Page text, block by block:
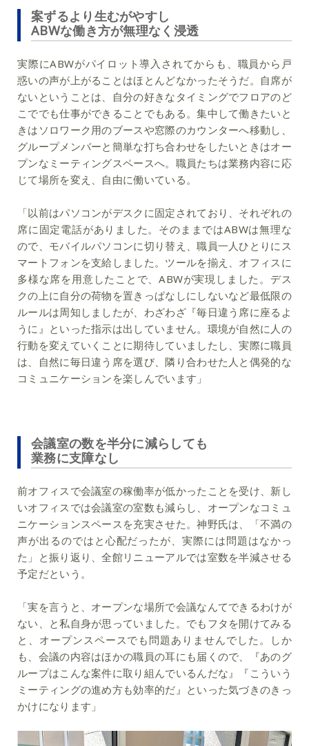
案ずるより生むがやすし
ABWな働き方が無理なく浸透
実際にABWがパイロット導入されてからも、職員から戸
惑いの声が上がることはほとんどなかったそうだ。自席が
ないということは、自分の好きなタイミングでフロアのど
こででも仕事ができることでもある。集中して働きたいと
きはソロワーク用のブースや窓際のカウンターへ移動し、
グループメンバーと簡単な打ち合わせをしたいときはオー
プンなミーティングスペースへ。職員たちは業務内容に応
じて場所を変え、自由に働いている。
「以前はパソコンがデスクに固定されており、それぞれの
席に固定電話がありました。そのままではABWは無理な
ので、モバイルパソコンに切り替え、職員一人ひとりにス
マートフォンを支給しました。ツールを揃え、オフィスに
多様な席を用意したことで、ABWが実現しました。デス
クの上に自分の荷物を置きっぱなしにしないなど最低限の
ルールは周知しましたが、わざわざ『毎日違う席に座るよ
うに』といった指示は出していません。環境が自然に人の
行動を変えていくことに期待していましたし、実際に職員
は、自然に毎日違う席を選び、隣り合わせた人と偶発的な
コミュニケーションを楽しんでいます」
会議室の数を半分に減らしても
業務に支障なし
前オフィスで会議室の稼働率が低かったことを受け、新し
いオフィスでは会議室の室数も減らし、オープンなコミュ
ニケーションスペースを充実させた。神野氏は、「不満の
声が出るのではと心配だったが、実際には問題はなかっ
た」と振り返り、全館リニューアルでは室数を半減させる
予定だという。
「実を言うと、オープンな場所で会議なんてできるわけが
ない、と私自身が思っていました。でもフタを開けてみる
と、オープンスペースでも問題ありませんでした。しか
も、会議の内容はほかの職員の耳にも届くので、『あのグ
ループはこんな案件に取り組んでいるんだな』『こういう
ミーティングの進め方も効率的だ』といった気づきのきっ
かけになります」